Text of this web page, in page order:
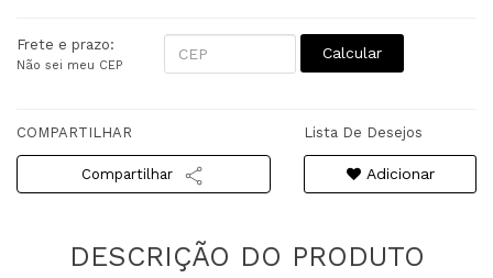
Frete e prazo:
Não sei meu CEP
Calcular
COMPARTILHAR
Compartilhar
Lista De Desejos
Adicionar